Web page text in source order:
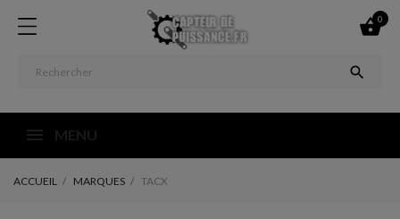

0

MENU
ACCUEIL MARQUES TACX